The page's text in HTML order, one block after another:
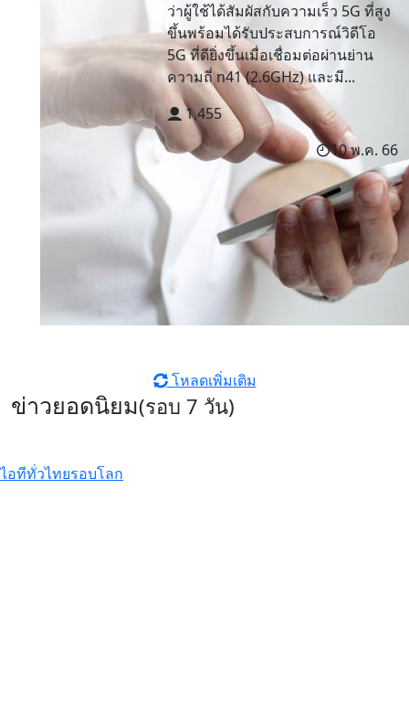
ว่าผู้ใช้ได้สัมผัสกับความเร็ว 5G ที่สูง
ขึ้นพร้อมได้รับประสบการณ์วิดีโอ
5G ที่ดียิ่งขึ้นเมื่อเชื่อมต่อผ่านย่าน
ความถี่ n41 (2.6GHz) และมี...
1,455
10 พ.ค. 66
โหลดเพิ่มเติม
ข่าวยอดนิยม(รอบ 7 วัน)
ไอทีทั่วไทยรอบโลก